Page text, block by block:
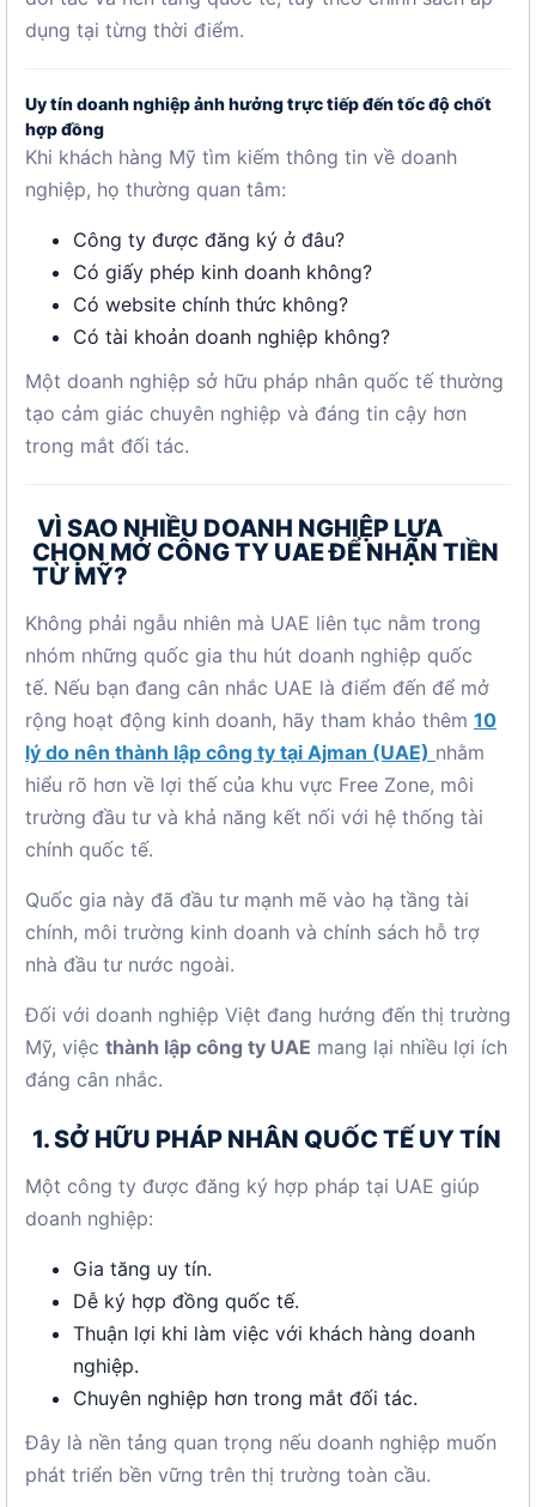
dụng tại từng thời điểm.
Uy tín doanh nghiệp ảnh hưởng trực tiếp đến tốc độ chốt
hợp đồng
Khi khách hàng Mỹ tìm kiếm thông tin về doanh
nghiệp, họ thường quan tâm:
Công ty được đăng ký ở đâu?
Có giấy phép kinh doanh không?
Có website chính thức không?
Có tài khoản doanh nghiệp không?
Một doanh nghiệp sở hữu pháp nhân quốc tế thường
tạo cảm giác chuyên nghiệp và đáng tin cậy hơn
trong mắt đối tác.
VÌ SAO NHIỀU DOANH NGHIỆP LỰA
CHỌN MỞ CÔNG TY UAE ĐỂ NHẬN TIỀN
TỪ MỸ?
Không phải ngẫu nhiên mà UAE liên tục nằm trong
nhóm những quốc gia thu hút doanh nghiệp quốc
tế. Nếu bạn đang cân nhắc UAE là điểm đến để mở
rộng hoạt động kinh doanh, hãy tham khảo thêm 10
lý do nên thành lập công ty tại Ajman (UAE) nhằm
hiểu rõ hơn về lợi thế của khu vực Free Zone, môi
trường đầu tư và khả năng kết nối với hệ thống tài
chính quốc tế.
Quốc gia này đã đầu tư mạnh mẽ vào hạ tầng tài
chính, môi trường kinh doanh và chính sách hỗ trợ
nhà đầu tư nước ngoài.
Đối với doanh nghiệp Việt đang hướng đến thị trường
Mỹ, việc thành lập công ty UAE mang lại nhiều lợi ích
đáng cân nhắc.
1. SỞ HỮU PHÁP NHÂN QUỐC TẾ UY TÍN
Một công ty được đăng ký hợp pháp tại UAE giúp
doanh nghiệp:
Gia tăng uy tín.
Dễ ký hợp đồng quốc tế.
Thuận lợi khi làm việc với khách hàng doanh
nghiệp.
Chuyên nghiệp hơn trong mắt đối tác.
Đây là nền tảng quan trọng nếu doanh nghiệp muốn
phát triển bền vững trên thị trường toàn cầu.